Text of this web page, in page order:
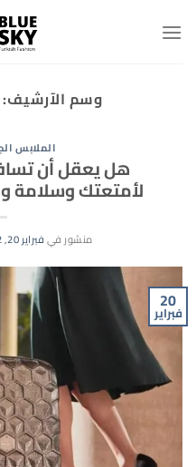
للمحتوى
وسم الآرشيف:
الملابس
هل يعقل أن
لأمتعتك وسلامة
منشور فيفبراير 20, 2022
20
فبراير